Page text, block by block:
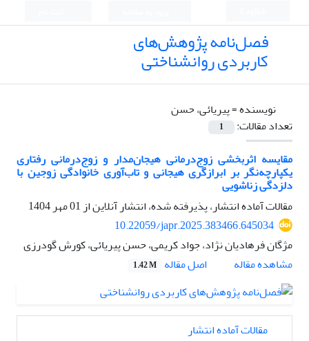
فصل‌نامه پژوهش‌های
کاربردی روانشناختی
نویسنده =پیریائی، حسن
تعداد مقالات:
1
مقایسه اثربخشی زوج‌درمانی هیجان‌مدار و زوج‌درمانی رفتاری
یکپارچه‌نگر بر ابرازگری هیجانی و تاب‌آوری خانوادگی زوجین با
دلزدگی زناشویی
مقالات آماده انتشار، پذیرفته شده، انتشار آنلاین از01 مهر 1404
10.22059/japr.2025.383466.645034
مژگان فرهادیان نژاد، جواد کریمی، حسن پیریائی، کورش گودرزی
مشاهده مقاله
اصل مقاله 1.42 M
مقالات آماده انتشار